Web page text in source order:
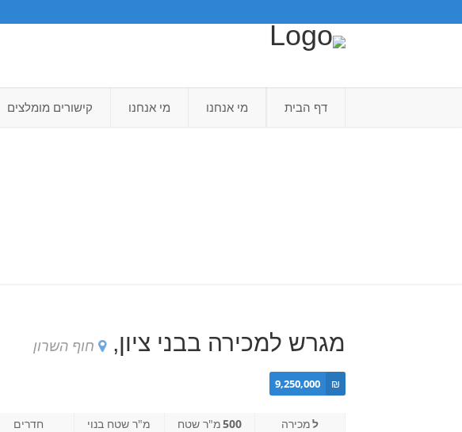
דף הבית מי אנחנו מי אנחנו קישורים מומלצים
מגרש למכירה בבני ציון, חוף השרון
₪
9,250,000
למכירה 500מ"ר שטח מ"ר שטח בנוי חדרים